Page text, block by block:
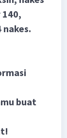
buat